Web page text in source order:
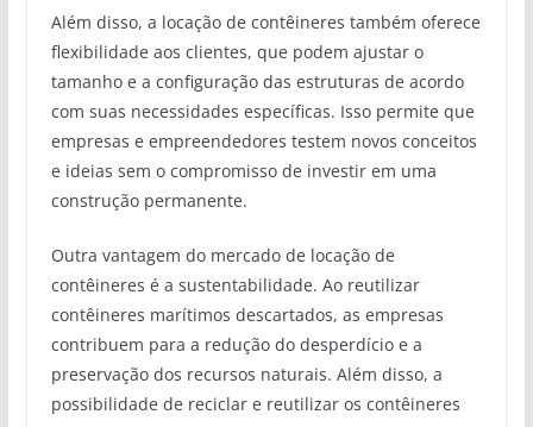
Além disso, a locação de contêineres também oferece
flexibilidade aos clientes, que podem ajustar o
tamanho e a configuração das estruturas de acordo
com suas necessidades específicas. Isso permite que
empresas e empreendedores testem novos conceitos
e ideias sem o compromisso de investir em uma
construção permanente.
Outra vantagem do mercado de locação de
contêineres é a sustentabilidade. Ao reutilizar
contêineres marítimos descartados, as empresas
contribuem para a redução do desperdício e a
preservação dos recursos naturais. Além disso, a
possibilidade de reciclar e reutilizar os contêineres